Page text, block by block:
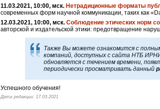
11.03.2021, 10:00, мск. Нетрадиционные форматы
современных форм научной коммуникации, таких как
12.03.2021, 10:00, мск. Соблюдение этических норм
авторской и издательской этики: предотвращение
Также Вы можете ознакомится с
компаний, доступных с сайта НТБ
обновляется с течением времени,
периодически просматривать данный
Успешного обучения!
Дата редакции: 17.03.2021